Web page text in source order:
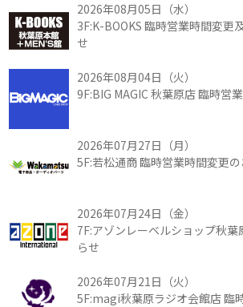
2026年08月05日（水）
3F:K-BOOKS 臨時営業時間変更
せ
2026年08月04日（火）
9F:BIG MAGIC 秋葉原店 臨時営
2026年07月27日（月）
5F:若松通商 臨時営業時間変更
2026年07月24日（金）
7F:アゾンレーベルショップ秋
らせ
2026年07月21日（火）
5F:magi秋葉原ラジオ会館店 臨